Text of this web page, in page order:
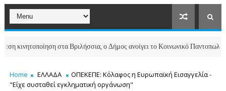
στα Βριλήσσια, ο Δήμος ανοίγει το Κοινωνικό Παντοπωλείο για
Home ΕΛΛΑΔΑ
ΟΠΕΚΕΠΕ: Κόλαφος η Ευρωπαϊκή Εισαγγελία -
"Είχε συσταθεί εγκληματική οργάνωση"